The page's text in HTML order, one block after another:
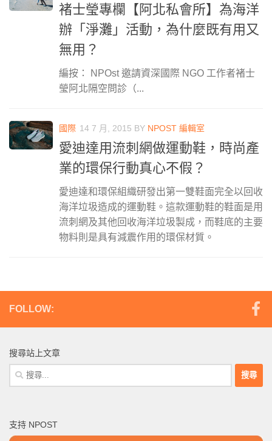
褚士瑩專欄【阿北私會所】為海洋
辦「淨灘」活動，為什麼既有用又
無用？
編按： NPOst 邀請資深國際 NGO 工作者褚士
瑩阿北隔空問診（...
國際 14 7 月, 2015 BY NPOST 編輯室
愛迪達用流刺網做運動鞋，時尚產
業的環保行動真心不假？
愛迪達和環保組織研發出第一雙鞋面完全以回收
海洋垃圾造成的運動鞋。這款運動鞋的鞋面是用
流刺網及其他回收海洋垃圾製成，而鞋底的主要
物料則是具有減震作用的環保材質。
FOLLOW:
搜尋站上文章
搜
尋
字:
支持 NPOST